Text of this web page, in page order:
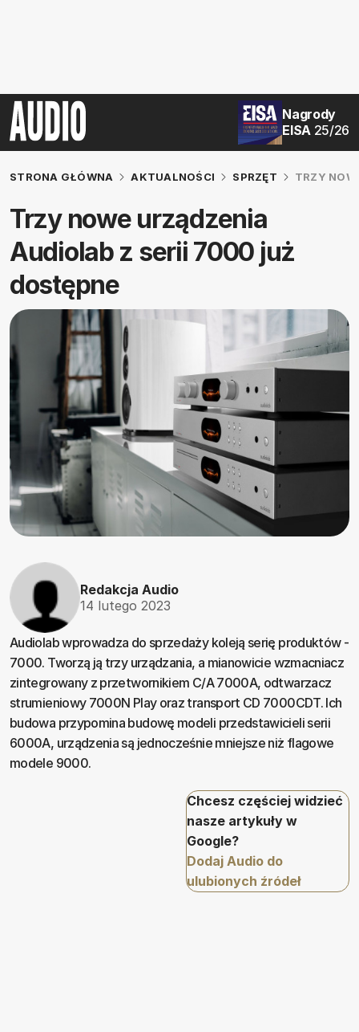
Nagrody
EISA 25/26
STRONA GŁÓWNA AKTUALNOŚCI SPRZĘT TRZY
Trzy nowe urządzenia
Audiolab z serii 7000 już
dostępne
Redakcja Audio
14 lutego 2023
Audiolab wprowadza do sprzedaży koleją serię produktów -
7000. Tworzą ją trzy urządzania, a mianowicie wzmacniacz
zintegrowany z przetwornikiem C/A 7000A, odtwarzacz
strumieniowy 7000N Play oraz transport CD 7000CDT. Ich
budowa przypomina budowę modeli przedstawicieli serii
6000A, urządzenia są jednocześnie mniejsze niż flagowe
modele 9000.
Chcesz częściej widzieć
nasze artykuły w
Google?
Dodaj Audio do
ulubionych źródeł